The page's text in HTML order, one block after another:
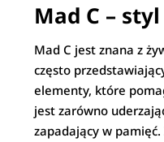
Mad C –
Mad C jest znana z
często
elementy, które
jest zarówno
zapadający w